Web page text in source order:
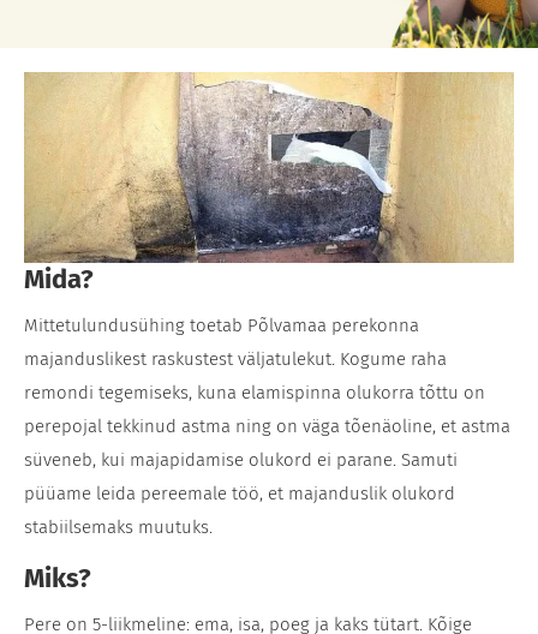
Mida?
Mittetulundusühing toetab Põlvamaa perekonna
majanduslikest raskustest väljatulekut. Kogume raha
remondi tegemiseks, kuna elamispinna olukorra tõttu on
perepojal tekkinud astma ning on väga tõenäoline, et astma
süveneb, kui majapidamise olukord ei parane. Samuti
püüame leida pereemale töö, et majanduslik olukord
stabiilsemaks muutuks.
Miks?
Pere on 5-liikmeline: ema, isa, poeg ja kaks tütart. Kõige